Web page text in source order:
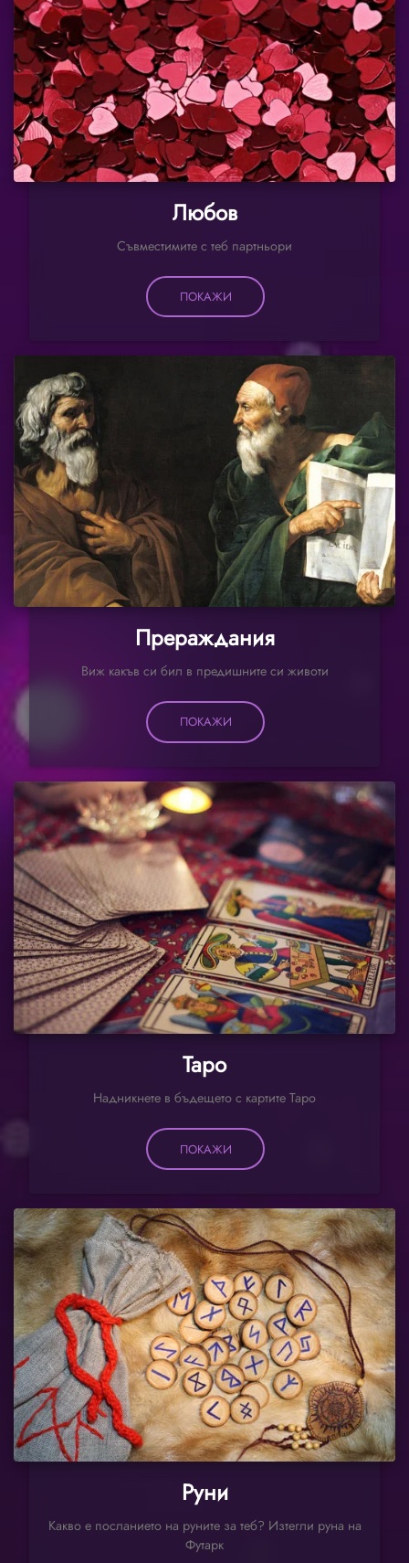
Любов
Съвместимите с теб партньори
ПОКАЖИ
Прераждания
Виж какъв си бил в предишните си животи
ПОКАЖИ
Таро
Надникнете в бъдещето с картите Таро
ПОКАЖИ
Руни
Какво е посланието на руните за теб? Изтегли руна на
Футарк